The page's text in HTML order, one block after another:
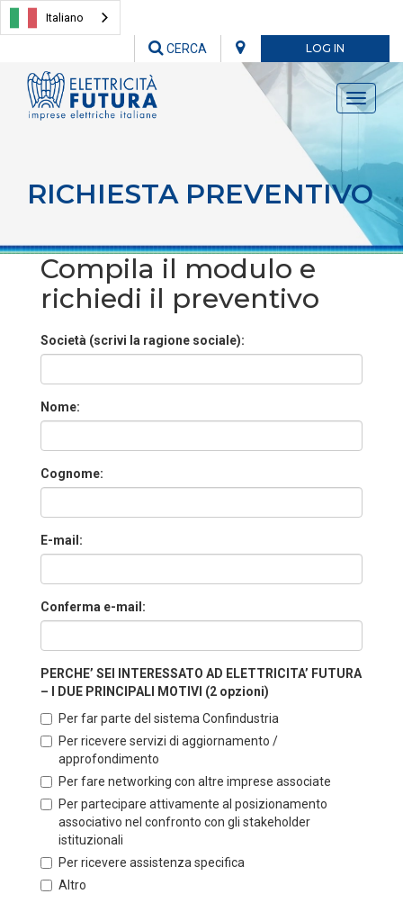
Italiano
LOG IN
CERCA
Toggle
RICHIESTA PREVENTIVO
Compila il modulo e
richiedi il preventivo
Società (scrivi la ragione sociale):
Nome:
Cognome:
E-mail:
Conferma e-mail:
PERCHE’ SEI INTERESSATO AD ELETTRICITA’ FUTURA
– I DUE PRINCIPALI MOTIVI (2 opzioni)
Per far parte del sistema Confindustria
Per ricevere servizi di aggiornamento /
approfondimento
Per fare networking con altre imprese associate
Per partecipare attivamente al posizionamento
associativo nel confronto con gli stakeholder
istituzionali
Per ricevere assistenza specifica
Altro